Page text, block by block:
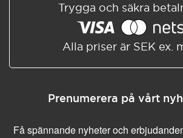
Trygga och säkra
Alla priser är SEK ex.
Prenumerera på vårt
Få spännande nyheter och